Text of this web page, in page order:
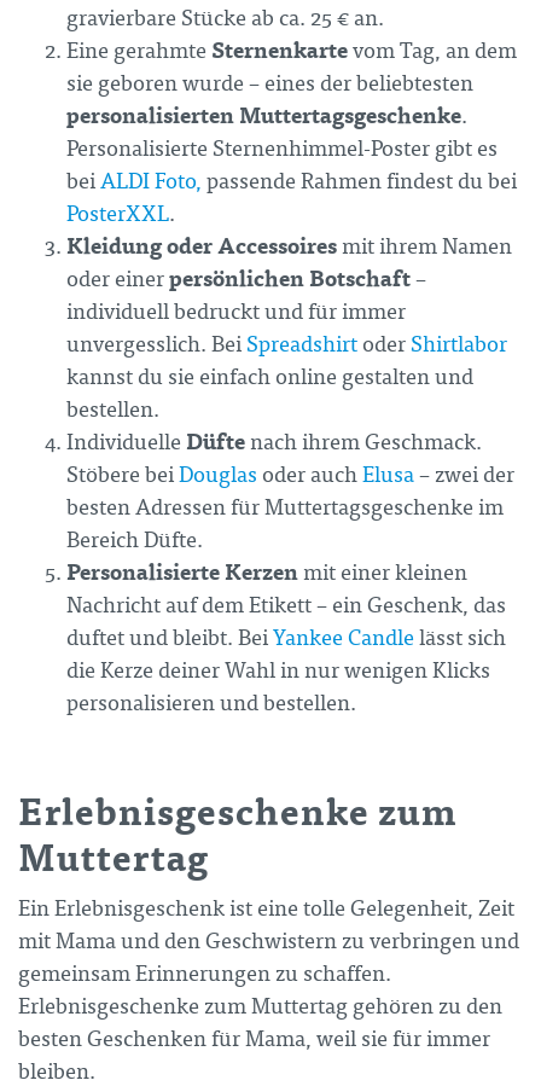
gravierbare Stücke ab ca. 25 € an.
Eine gerahmte Sternenkartevom Tag, an dem
sie geboren wurde – eines der beliebtesten
personalisierten Muttertagsgeschenke.
Personalisierte Sternenhimmel-Poster gibt es
beiALDI Foto, passende Rahmen findest du bei
PosterXXL.
Kleidung oder Accessoiresmit ihrem Namen
oder einerpersönlichen Botschaft–
individuell bedruckt und für immer
unvergesslich. BeiSpreadshirt oderShirtlabor
kannst du sie einfach online gestalten und
bestellen.
Individuelle Düftenach ihrem Geschmack.
Stöbere beiDouglas oder auchElusa– zwei der
besten Adressen für Muttertagsgeschenke im
Bereich Düfte.
Personalisierte Kerzenmit einer kleinen
Nachricht auf dem Etikett – ein Geschenk, das
duftet und bleibt. BeiYankee Candlelässt sich
die Kerze deiner Wahl in nur wenigen Klicks
personalisieren und bestellen.
Erlebnisgeschenke zum
Muttertag
Ein Erlebnisgeschenk ist eine tolle Gelegenheit, Zeit
mit Mama und den Geschwistern zu verbringen und
gemeinsam Erinnerungen zu schaffen.
Erlebnisgeschenke zum Muttertag gehören zu den
besten Geschenken für Mama, weil sie für immer
bleiben.